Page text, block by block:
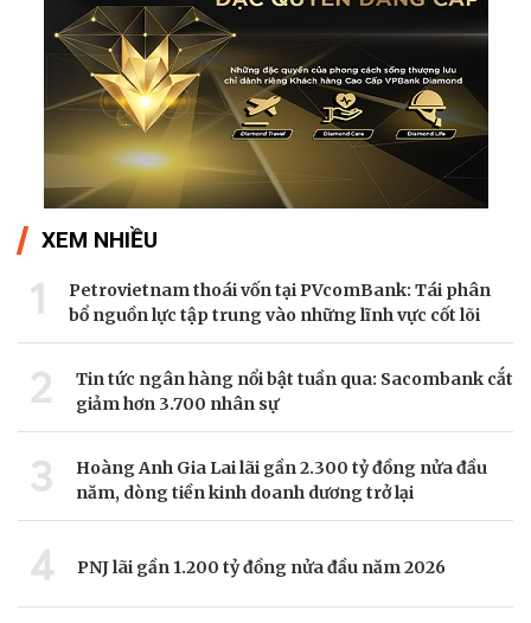
XEM NHIỀU
1
Petrovietnam thoái vốn tại PVcomBank: Tái phân
bổ nguồn lực tập trung vào những lĩnh vực cốt lõi
2
Tin tức ngân hàng nổi bật tuần qua: Sacombank cắt
giảm hơn 3.700 nhân sự
3
Hoàng Anh Gia Lai lãi gần 2.300 tỷ đồng nửa đầu
năm, dòng tiền kinh doanh dương trở lại
4 PNJ lãi gần 1.200 tỷ đồng nửa đầu năm 2026